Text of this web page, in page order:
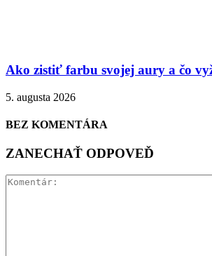
Ako zistiť farbu svojej aury a čo
5. augusta 2026
BEZ KOMENTÁRA
ZANECHAŤ ODPOVEĎ